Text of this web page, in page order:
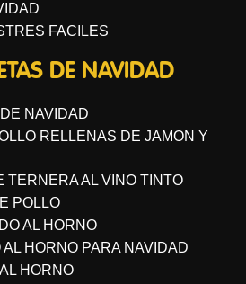
FACILES
DE NAVIDAD
NAVIDAD
RELLENAS DE JAMON Y
TERNERA AL VINO TINTO
POLLO
AL HORNO
HORNO PARA NAVIDAD
HORNO